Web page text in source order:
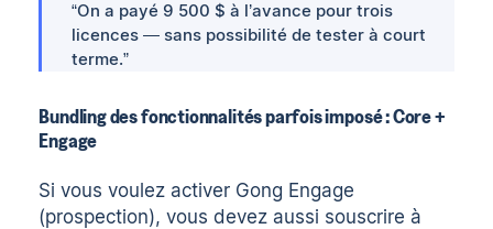
“On a payé 9 500 $ à l’avance pour trois
licences — sans possibilité de tester à court
terme.”
Bundling des fonctionnalités parfois imposé : Core +
Engage
Si vous voulez activer Gong Engage
(prospection), vous devez aussi souscrire à